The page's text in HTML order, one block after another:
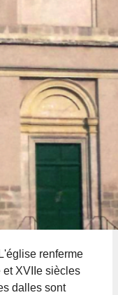
renferme
XVIIe siècles
dalles sont